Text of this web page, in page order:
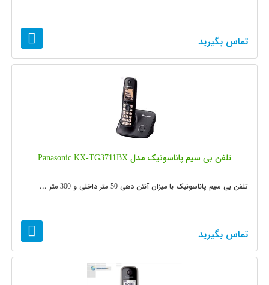
تماس بگیرید
تلفن بی سیم پاناسونیک مدل Panasonic KX-TG3711BX
تلفن بی سیم پاناسونیک با میزان آنتن دهی 50 متر داخلی و 300 متر ...
تماس بگیرید